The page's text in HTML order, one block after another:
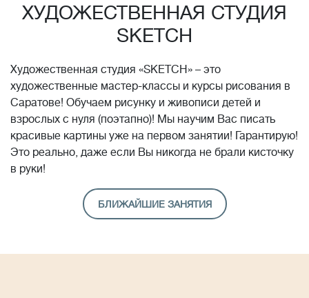
стоимость обучения!*
ХУДОЖЕСТВЕННАЯ СТУДИЯ
SKETCH
Художественная студия «SKETCH» – это
художественные мастер-классы и курсы рисования в
Саратове! Обучаем рисунку и живописи детей и
взрослых с нуля (поэтапно)! Мы научим Вас писать
красивые картины уже на первом занятии! Гарантирую!
Это реально, даже если Вы никогда не брали кисточку
в руки!
БЛИЖАЙШИЕ ЗАНЯТИЯ